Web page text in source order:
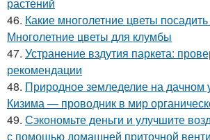
растений
46. Какие многолетние цветы
Многолетние цветы для клумбы
47. Устранение вздутия паркета:
рекомендации
48. Природное земледелие на дачном
Кизима — проводник в мир
49. Сэкономьте деньги и улучшите
с помощью домашней приточной